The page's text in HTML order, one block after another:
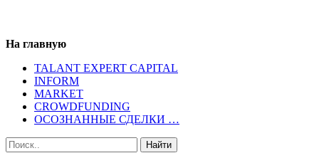
На главную
TALANT EXPERT CAPITAL
INFORM
MARKET
CROWDFUNDING
ОСОЗНАННЫЕ СДЕЛКИ …